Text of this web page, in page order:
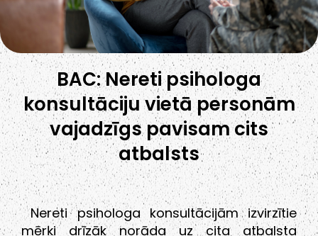
BAC: Nereti psihologa
konsultāciju vietā personām
vajadzīgs pavisam cits
atbalsts
Nereti psihologa konsultācijām izvirzītie
mērķi drīzāk norāda uz cita atbalsta